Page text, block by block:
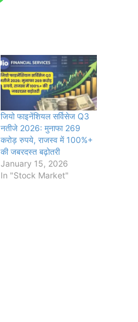
जियो फाइनेंशियल सर्विसेज Q3
नतीजे 2026: मुनाफा 269
करोड़ रुपये, राजस्व में 100%+
की जबरदस्त बढ़ोतरी
January 15, 2026
In "Stock Market"